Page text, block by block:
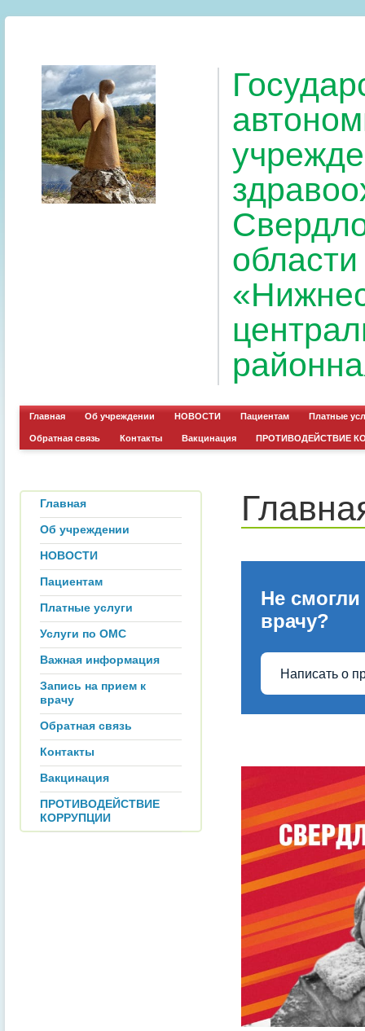
области
Главная Об учреждении НОВОСТИ Пациентам Платные
Обратная связь Контакты Вакцинация ПРОТИВОДЕЙСТВИЕ
Главная
Об учреждении
НОВОСТИ
Пациентам
Платные услуги
Услуги по ОМС
Важная информация
Запись на прием к
врачу
Обратная связь
Контакты
Вакцинация
ПРОТИВОДЕЙСТВИЕ
КОРРУПЦИИ
Не смогли
врачу?
Написать о